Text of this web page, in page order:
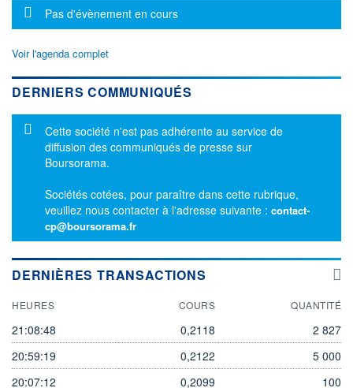
Message d'information
Pas d'évènement en cours
Voir l'agenda complet
DERNIERS COMMUNIQUÉS
Message d'information
Cette société n'est pas adhérente au service de
diffusion des communiqués de presse sur
Boursorama.
Sociétés cotées, pour paraître dans cette rubrique,
veuillez nous contacter à l'adresse suivante : contact-
cp@boursorama.fr
DERNIÈRES TRANSACTIONS
HEURES COURS QUANTITÉ
21:08:48 0,2118
2 827
20:59:19
0,2122
5 000
20:07:12
0,2099 100